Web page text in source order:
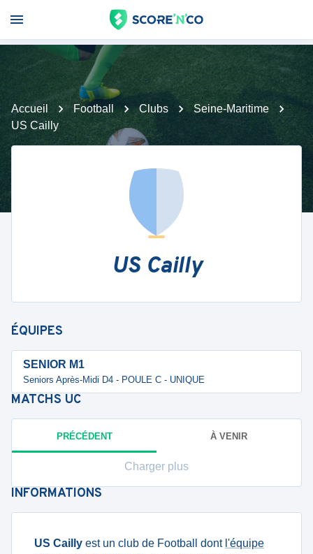
Accueil Football Clubs
Seine-Maritime
US Cailly
US Cailly
ÉQUIPES
SENIOR M1
Seniors Après-Midi D4 - POULE C - UNIQUE
MATCHS UC
PRÉCÉDENT À VENIR
Charger plus
INFORMATIONS
US Cailly est un club de Football dont l'équipe